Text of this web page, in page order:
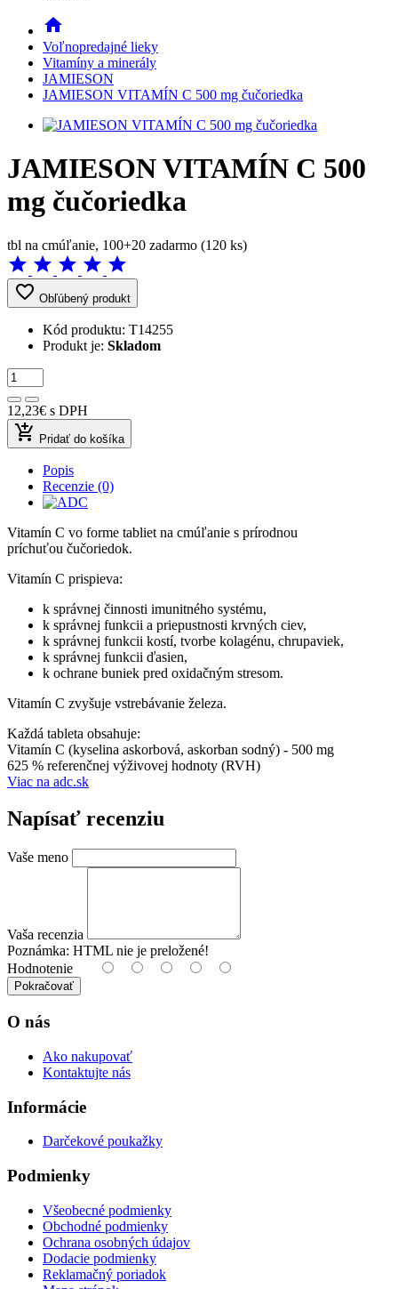
home
Voľnopredajné lieky
Vitamíny a minerály
JAMIESON
JAMIESON VITAMÍN C 500 mg čučoriedka
JAMIESON VITAMÍN C 500
mg čučoriedka
tbl na cmúľanie, 100+20 zadarmo (120 ks)
star star star star star
favorite_border Obľúbený produkt
Kód produktu: T14255
Produkt je: Skladom
12,23€ s DPH
add_shopping_cart Pridať do košíka
Popis
Recenzie (0)
Vitamín C vo forme tabliet na cmúľanie s prírodnou
príchuťou čučoriedok.
Vitamín C prispieva:
k správnej činnosti imunitného systému,
k správnej funkcii a priepustnosti krvných ciev,
k správnej funkcii kostí, tvorbe kolagénu, chrupaviek,
k správnej funkcii ďasien,
k ochrane buniek pred oxidačným stresom.
Vitamín C zvyšuje vstrebávanie železa.
Každá tableta obsahuje:
Vitamín C (kyselina askorbová, askorban sodný) - 500 mg
625 % referenčnej výživovej hodnoty (RVH)
Viac na adc.sk
Napísať recenziu
Vaše meno
Vaša recenzia
Poznámka: HTML nie je preložené!
Hodnotenie
Pokračovať
O nás
Ako nakupovať
Kontaktujte nás
Informácie
Darčekové poukažky
Podmienky
Všeobecné podmienky
Obchodné podmienky
Ochrana osobných údajov
Dodacie podmienky
Reklamačný poriadok